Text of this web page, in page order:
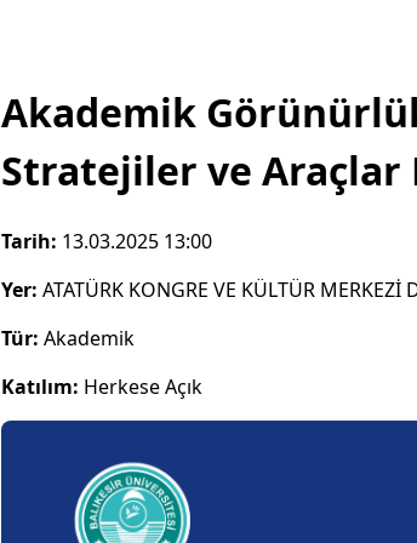
Akademik
Stratejiler ve Araçlar
Tarih: 13.03.2025 13:00
Yer: ATATÜRK KONGRE VE KÜLTÜR
Tür: Akademik
Katılım: Herkese Açık